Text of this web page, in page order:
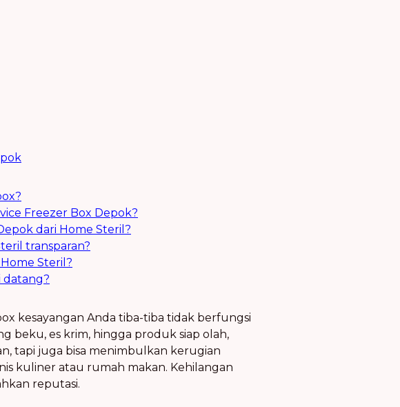
Freezer Box Depok?
dari Home Steril?
transparan?
Steril?
datang?
kesayangan Anda tiba-tiba tidak berfungsi
beku, es krim, hingga produk siap olah,
tapi juga bisa menimbulkan kerugian
kuliner atau rumah makan. Kehilangan
reputasi.